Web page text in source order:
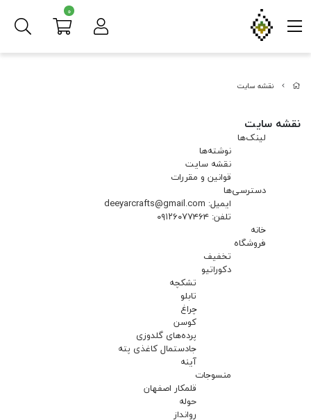
نقشه سایت
نقشه سایت
لینک‌ها
نوشته‌ها
نقشه سایت
قوانین و مقررات
دسترسی‌ها
ایمیل: deeyarcrafts@gmail.com
تلفن: ۰۹۱۲۶۰۷۷۴۶۴
خانه
فروشگاه
تخفیف
دکوراتیو
تشکچه
تابلو
چراغ
کوسن
پرده‌های گلدوزی
جادستمال کاغذی پته
آینه
منسوجات
قلمکار اصفهان
حوله
روانداز
0